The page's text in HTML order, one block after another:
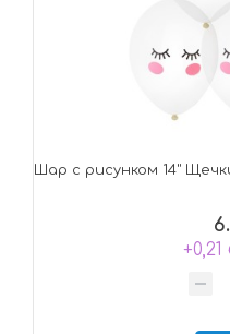
Шар с рисунком 14"